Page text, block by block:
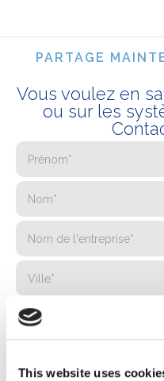
This website uses
PARTAGE
Vous voulez en
ou sur les